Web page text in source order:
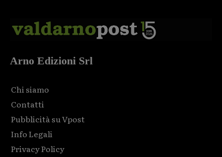
Arno Edizioni Srl
Chi siamo
Contatti
Pubblicità su Vpost
Info Legali
Privacy Policy